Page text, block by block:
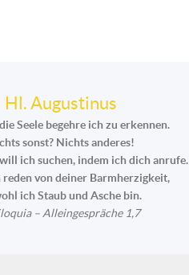
Hl. Augustinus
Seele begehre ich zu erkennen.
sonst? Nichts anderes!
ich suchen, indem ich dich anrufe.
reden von deiner Barmherzigkeit,
ich Staub und Asche bin.
– Alleingespräche 1,7